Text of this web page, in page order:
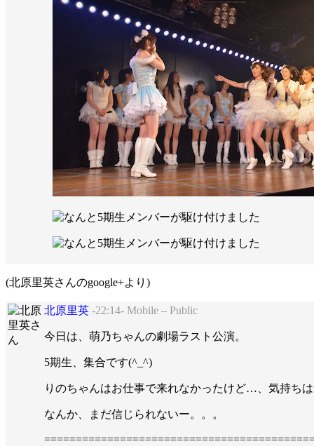
(北原里英さんのgoogle+より)
北原里英 -22:14- Mobile – Public
今日は、萌乃ちゃんの劇場ラスト公演。
5期生、集合です(^_^)
りのちゃんはお仕事で来れなかったけど…、気持ち
なんか、まだ信じられないー。。。